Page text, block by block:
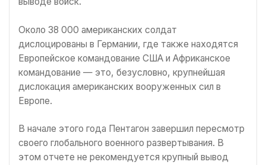
Около 38 000 американских солдат
дислоцированы в Германии, где также находятся
Европейское командование США и Африканское
командование — это, безусловно, крупнейшая
дислокация американских вооруженных сил в
Европе.
В начале этого года Пентагон завершил пересмотр
своего глобального военного развертывания. В
этом отчете не рекомендуется крупный вывод